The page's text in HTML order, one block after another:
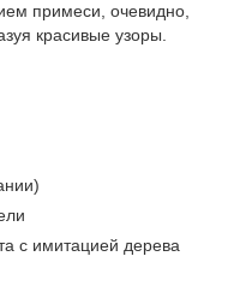
примеси, очевидно,
красивые узоры.
с имитацией дерева